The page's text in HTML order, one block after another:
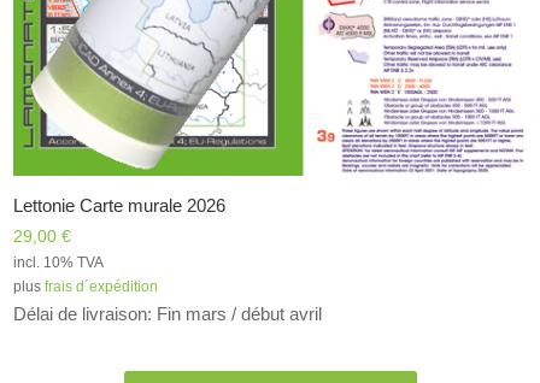
Lettonie Carte murale 2026
29,00€
incl. 10% TVA
plusfrais d´expédition
Délai de livraison: Fin mars / début avril